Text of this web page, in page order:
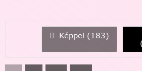
Képpel (183)